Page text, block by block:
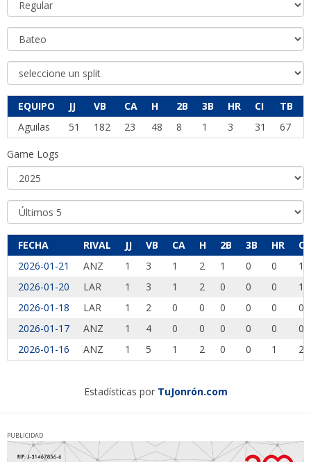
EQUIPO JJ VB CA H 2B 3B HR CI TB
Aguilas
51 182 23 48 8 1 3 31 67
Game Logs
FECHA RIVAL JJ VB CA H 2B 3B HR
CI
2026-01-21
ANZ 1 3 1 2 1 0 0
1
2026-01-20
LAR 1 3 1 2 0 0 0
1
2026-01-18
LAR 1 2 0 0 0 0 0
0
2026-01-17
ANZ 1 4 0 0 0 0 0
0
2026-01-16
ANZ 1 5 1 2 0 0 1 2
Estadísticas por TuJonrón.com
PUBLICIDAD